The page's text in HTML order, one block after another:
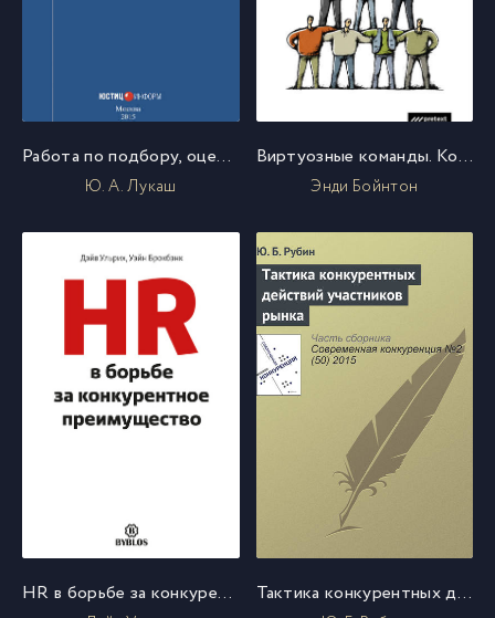
Работа по подбору, оценке и контролю персонала
Ю. А. Лукаш
Виртуозные команды. Команды, которые изменили мир
Энди Бойнтон
HR в борьбе за конкурентное преимущество Тактика конкурентных действий участников рынка